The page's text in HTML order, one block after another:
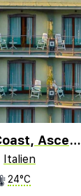
Gardenia Sorrento Coast, Ascend Hotel Collection
Italien
24°C